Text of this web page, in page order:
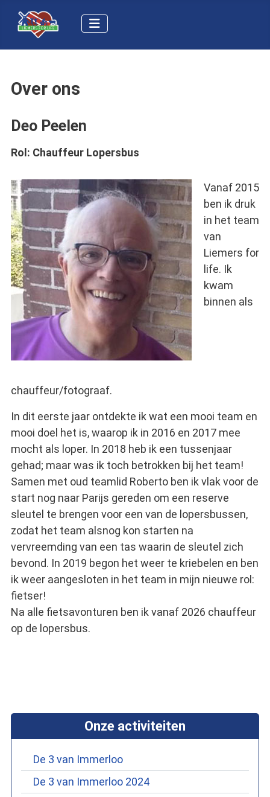
Over ons
Deo Peelen
Rol: Chauffeur Lopersbus
Vanaf 2015
ben ik druk
in het team
van
Liemers for
life. Ik
kwam
binnen als
chauffeur/fotograaf.
In dit eerste jaar ontdekte ik wat een mooi team en
mooi doel het is, waarop ik in 2016 en 2017 mee
mocht als loper. In 2018 heb ik een tussenjaar
gehad; maar was ik toch betrokken bij het team!
Samen met oud teamlid Roberto ben ik vlak voor de
start nog naar Parijs gereden om een reserve
sleutel te brengen voor een van de lopersbussen,
zodat het team alsnog kon starten na
vervreemding van een tas waarin de sleutel zich
bevond. In 2019 begon het weer te kriebelen en ben
ik weer aangesloten in het team in mijn nieuwe rol:
fietser!
Na alle fietsavonturen ben ik vanaf 2026 chauffeur
op de lopersbus.
Onze activiteiten
De 3 van Immerloo
De 3 van Immerloo 2024